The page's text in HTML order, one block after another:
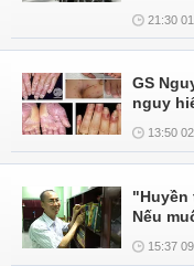
21:30
GS
nguy
13:50
"Huyền
Nếu
15:37